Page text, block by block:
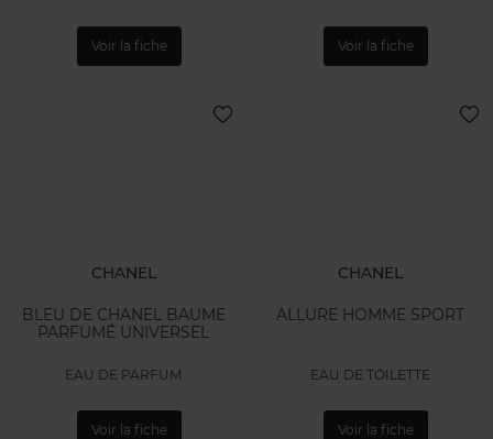
Voir la fiche Voir la fiche
CHANEL
BLEU DE CHANEL BAUME
PARFUMÉ UNIVERSEL
EAU DE PARFUM
Voir la fiche
CHANEL
ALLURE HOMME SPORT
EAU DE TOILETTE
Voir la fiche